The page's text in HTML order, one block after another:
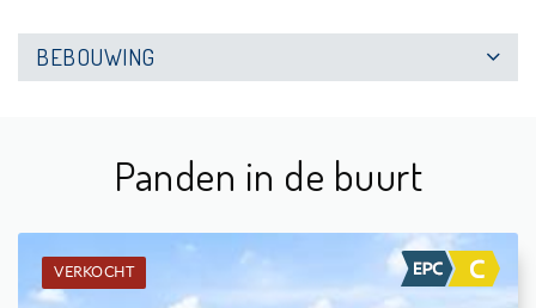
BEBOUWING
Panden in de buurt
VERKOCHT